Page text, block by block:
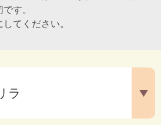
す。
てください。
ラ